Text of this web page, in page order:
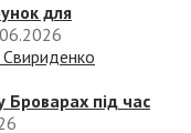
для
Свириденко
під час